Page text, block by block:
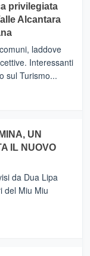
privilegiata
Alcantara
laddove
Interessanti
sul Turismo...
UN
IL NUOVO
da Dua Lipa
del Miu Miu